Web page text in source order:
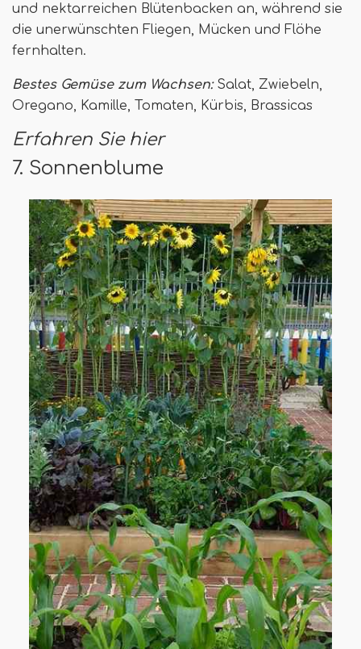
und nektarreichen Blütenbacken an, während sie
die unerwünschten Fliegen, Mücken und Flöhe
fernhalten.
Bestes Gemüse zum Wachsen: Salat, Zwiebeln,
Oregano, Kamille, Tomaten, Kürbis, Brassicas
Erfahren Sie hier
7. Sonnenblume